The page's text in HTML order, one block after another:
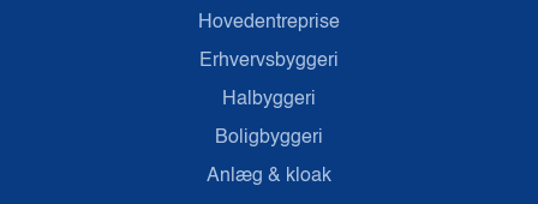
Hovedentreprise
Erhvervsbyggeri
Halbyggeri
Boligbyggeri
Anlæg & kloak